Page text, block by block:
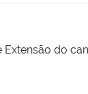
do